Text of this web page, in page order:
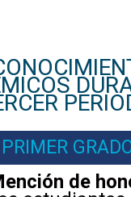
PRIMER
de